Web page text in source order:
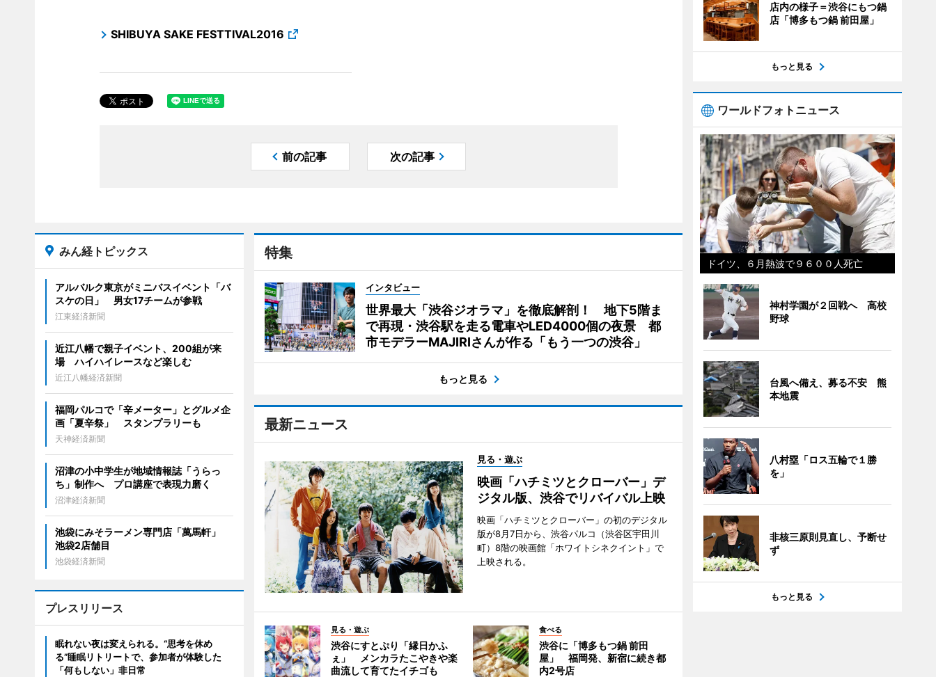
SHIBUYA SAKE FESTTIVAL2016
前の記事 次の記事
特集
インタビュー
世界最大「渋谷ジオラマ」を徹底解剖！ 地下5階ま
で再現・渋谷駅を走る電車やLED4000個の夜景 都
市モデラーMAJIRIさんが作る「もう一つの渋谷」
もっと見る
最新ニュース
見る・遊ぶ
映画「ハチミツとクローバー」デ
ジタル版、渋谷でリバイバル上映
映画「ハチミツとクローバー」の初のデジタル
版が8月7日から、渋谷パルコ（渋谷区宇田川
町）8階の映画館「ホワイトシネクイント」で
上映される。
見る・遊ぶ
渋谷にすとぷり「縁日かふ
ぇ」 メンカラたこやきや楽
曲流して育てたイチゴも
食べる
渋谷に「博多もつ鍋 前田
屋」 福岡発、新宿に続き都
内2号店
みん経トピックス
アルバルク東京がミニバスイベント「バ
スケの日」 男女17チームが参戦
江東経済新聞
近江八幡で親子イベント、200組が来
場 ハイハイレースなど楽しむ
近江八幡経済新聞
福岡パルコで「辛メーター」とグルメ企
画「夏辛祭」 スタンプラリーも
天神経済新聞
沼津の小中学生が地域情報誌「うらっ
ち」制作へ プロ講座で表現力磨く
沼津経済新聞
池袋にみそラーメン専門店「萬馬軒」
池袋2店舗目
池袋経済新聞
プレスリリース
眠れない夜は変えられる。“思考を休め
る”睡眠リトリートで、参加者が体験した
「何もしない」非日常
店内の様子＝渋谷にもつ鍋
店「博多もつ鍋 前田屋」
もっと見る
ワールドフォトニュース
ドイツ、６月熱波で９６００人死亡
神村学園が２回戦へ 高校
野球
台風へ備え、募る不安 熊
本地震
八村塁「ロス五輪で１勝
を」
非核三原則見直し、予断せ
ず
もっと見る